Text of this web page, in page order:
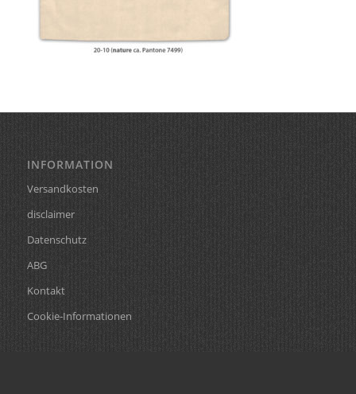
INFORMATION
Versandkosten
disclaimer
Datenschutz
ABG
Kontakt
Cookie-Informationen